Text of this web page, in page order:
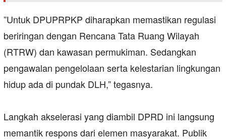
​”Untuk DPUPRPKP diharapkan memastikan regulasi
beriringan dengan Rencana Tata Ruang Wilayah
(RTRW) dan kawasan permukiman. Sedangkan
pengawalan pengelolaan serta kelestarian lingkungan
hidup ada di pundak DLH,” tegasnya.
​Langkah akselerasi yang diambil DPRD ini langsung
memantik respons dari elemen masyarakat. Publik